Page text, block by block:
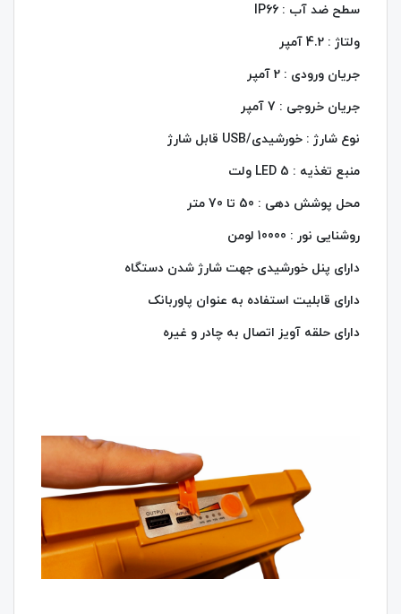
سطح ضد آب : IP66
ولتاژ : 4.2 آمپر
جریان ورودی : 2 آمپر
جریان خروجی : 7 آمپر
نوع شارژ : خورشیدی/USB قابل شارژ
منبع تغذیه : 5 LED ولت
محل پوشش دهی : 50 تا 70 متر
روشنایی نور : 10000 لومن
دارای پنل خورشیدی جهت شارژ شدن دستگاه
دارای قابلیت استفاده به عنوان پاوربانک
دارای حلقه آویز اتصال به چادر و غیره